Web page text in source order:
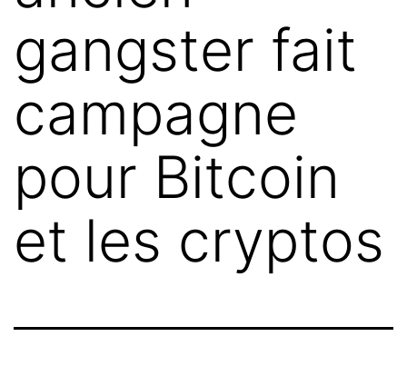
gangster fait
campagne
pour Bitcoin
et les cryptos